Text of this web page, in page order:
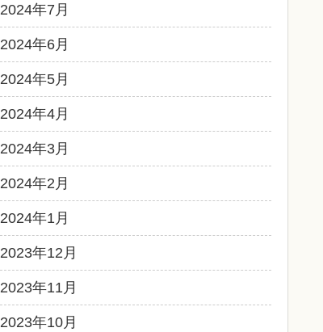
2024年7月
2024年6月
2024年5月
2024年4月
2024年3月
2024年2月
2024年1月
2023年12月
2023年11月
2023年10月